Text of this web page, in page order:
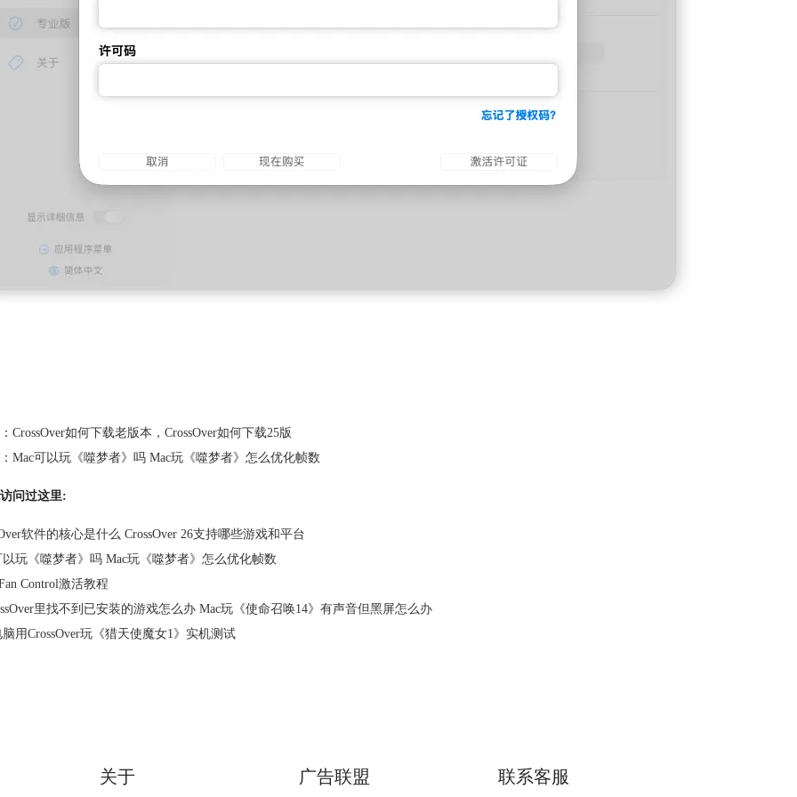
CrossOver如何下载老版本，CrossOver如何下载25版
Mac可以玩《噬梦者》吗 Mac玩《噬梦者》怎么优化帧数
问过这里:
软件的核心是什么 CrossOver 26支持哪些游戏和平台
以玩《噬梦者》吗 Mac玩《噬梦者》怎么优化帧数
Control激活教程
里找不到已安装的游戏怎么办 Mac玩《使命召唤14》有声音但黑屏怎么办
脑用CrossOver玩《猎天使魔女1》实机测试
关于 广告联盟 联系客服